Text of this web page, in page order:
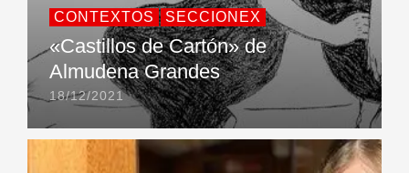
CONTEXTOS SECCIONEX
«Castillos de Cartón» de
Almudena Grandes
18/12/2021